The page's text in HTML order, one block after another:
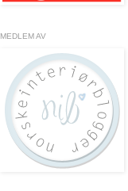
MEDLEM AV